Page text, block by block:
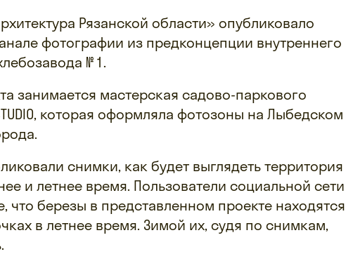
Рязанской области» опубликовало
фотографии из предконцепции внутреннего
№ 1.
занимается мастерская садово-паркового
STUDIO, которая оформляла фотозоны на Лыбедском
снимки, как будет выглядеть территория
и летнее время. Пользователи социальной сети
что березы в представленном проекте находятся
в летнее время. Зимой их, судя по снимкам,